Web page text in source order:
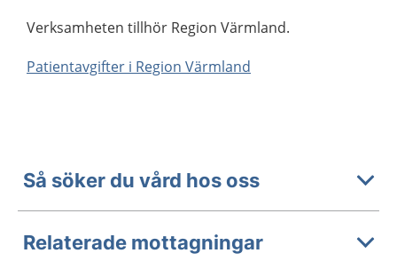
Verksamheten tillhör Region Värmland.
Patientavgifter i Region Värmland
Så söker du vård hos oss
Relaterade mottagningar